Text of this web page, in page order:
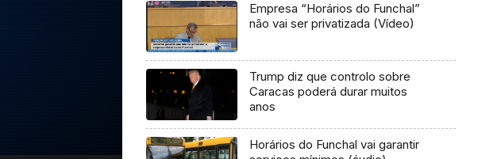
Empresa “Horários do Funchal”
não vai ser privatizada (Vídeo)
Trump diz que controlo sobre
Caracas poderá durar muitos
anos
Horários do Funchal vai garantir